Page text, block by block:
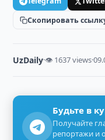
Скопировать
UzDaily·👁 1637 views·
Будьте в
Получайте
репортажи и